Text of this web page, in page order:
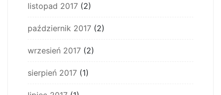
listopad 2017 (2)
październik 2017 (2)
wrzesień 2017 (2)
sierpień 2017 (1)